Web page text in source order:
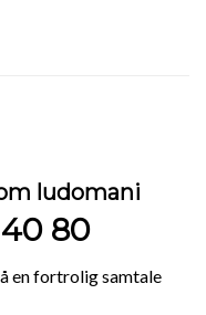
ludomani
80
en fortrolig samtale